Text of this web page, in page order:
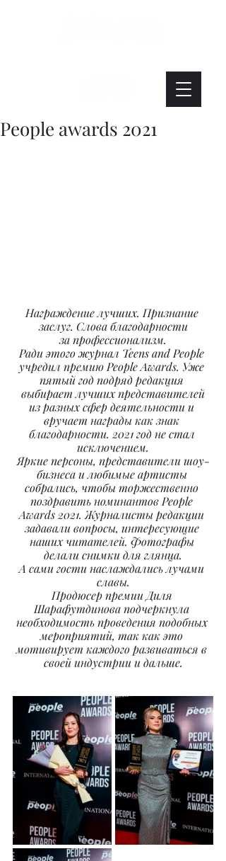
People awards 2021
Награждение лучших. Признание
заслуг. Слова благодарности
за профессионализм.
Ради этого журнал Teens and People
учредил премию People Awards. Уже
пятый год подряд редакция
выбирает лучших представителей
из разных сфер деятельности и
вручает награды как знак
благодарности. 2021 год не стал
исключением.
Яркие персоны, представители шоу-
бизнеса и любимые артисты
собрались, чтобы торжественно
поздравить номинантов People
Awards 2021. Журналисты редакции
задавали вопросы, интересующие
наших читателей. Фотографы
делали снимки для глянца.
А сами гости наслаждались лучами
славы.
Продюсер премии Диля
Шарафутдинова подчеркнула
необходимость проведения подобных
мероприятий, так как это
мотивирует каждого развиваться в
своей индустрии и дальше.